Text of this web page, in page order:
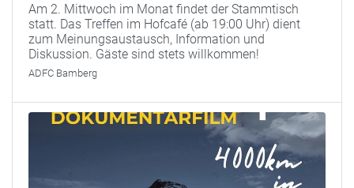
Am 2. Mittwoch im Monat findet der Stammtisch
statt. Das Treffen im Hofcafé (ab 19:00 Uhr) dient
zum Meinungsaustausch, Information und
Diskussion. Gäste sind stets willkommen!
ADFC Bamberg